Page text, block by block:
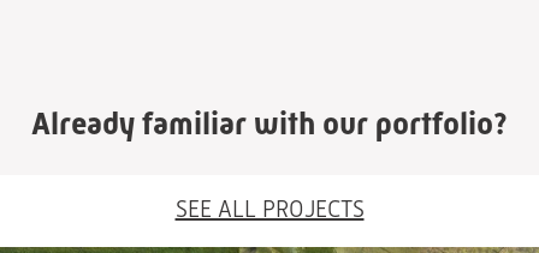
Already familiar with our portfolio?
SEE ALL PROJECTS